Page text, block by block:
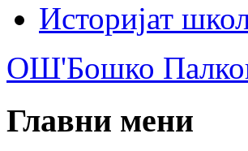
Историјат
ОШ'Бошко
Главни мени